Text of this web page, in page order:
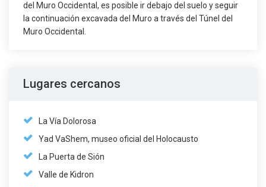
del Muro Occidental, es posible ir debajo del suelo y seguir
la continuación excavada del Muro a través del Túnel del
Muro Occidental.
Lugares cercanos
La Vía Dolorosa
Yad VaShem, museo oficial del Holocausto
La Puerta de Sión
Valle de Kidron